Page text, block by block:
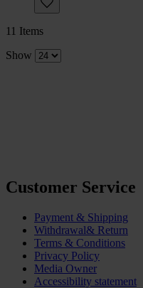
11 Items
Show
Customer Service
Payment & Shipping
Withdrawal& Return
Terms & Conditions
Privacy Policy
Media Owner
Accessibility statement